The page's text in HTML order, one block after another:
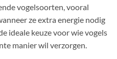
vogelsoorten, vooral
ze extra energie nodig
ideale keuze voor wie vogels
manier wil verzorgen.